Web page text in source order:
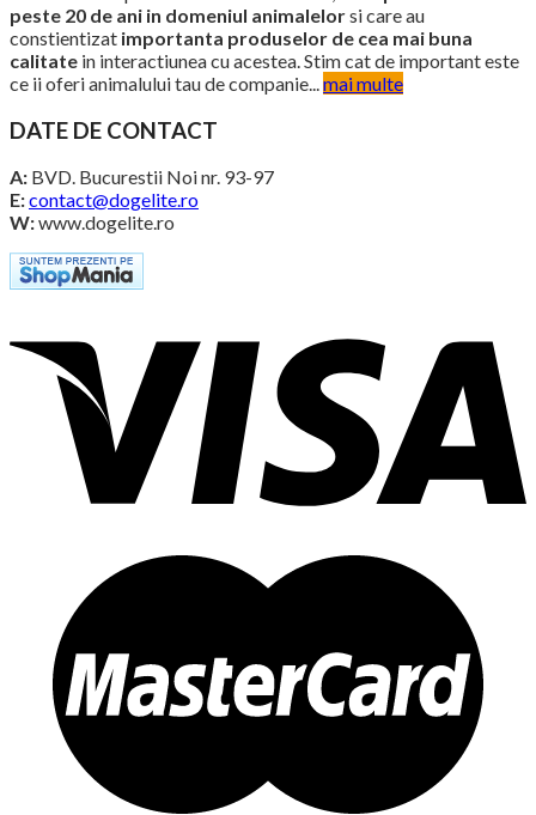
peste 20 de ani in domeniul animalelorsi care au
constientizat importanta produselor de cea mai buna
calitate in interactiunea cu acestea. Stim cat de important este
ce ii oferi animalului tau de companie...mai multe
DATE DE CONTACT
A: BVD. Bucurestii Noi nr. 93-97
E:contact@dogelite.ro
W:www.dogelite.ro